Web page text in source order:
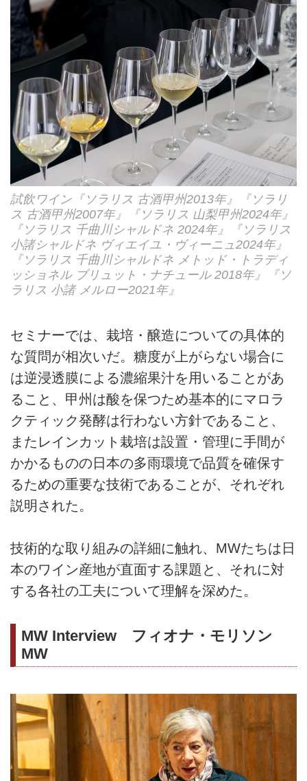
試飲ワイン『ソラリス 古酒甲州2013年』『ソラリ
ス 古酒甲州2007年』『ソラリス 山梨甲州2024年』
『ソラリス 千曲川シャルドネ 2024年』『ソラリス
小諸シャルドネ ヴィエイユ・ヴィーニュ2024年』
『ソラリス 千曲川シャルドネ メトッド・トラディ
ッショネル ブリュット・ナチュール 2018年』『ソ
ラリス 小諸 メルロー2021年』
セミナーでは、栽培・醸造についての具体的
な質問が相次いだ。糖度が上がらない場合に
は逆浸透膜による濃縮果汁を用いることがあ
ること、甲州は酸を保つため基本的にマロラ
クティック発酵は行わない方針であること、
またレインカット栽培は設置・管理に手間が
かかるものの日本の多雨環境で品質を確保す
るための重要な技術であることが、それぞれ
説明された。
技術的な取り組みの詳細に触れ、MWたちは日
本のワイン産地が直面する課題と、それに対
する各社の工夫について理解を深めた。
MW Interview フィオナ・モリソン
MW